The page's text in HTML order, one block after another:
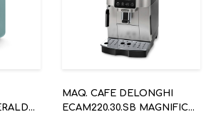
MAQ. CAFE DELONGHI
ECAM220.30.SB MAGNIFICA